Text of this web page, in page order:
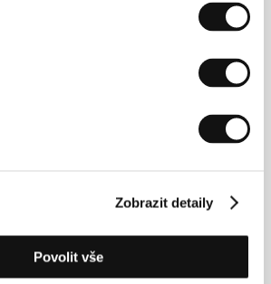
Zobrazit detaily
Povolit vše
595, Warsaw